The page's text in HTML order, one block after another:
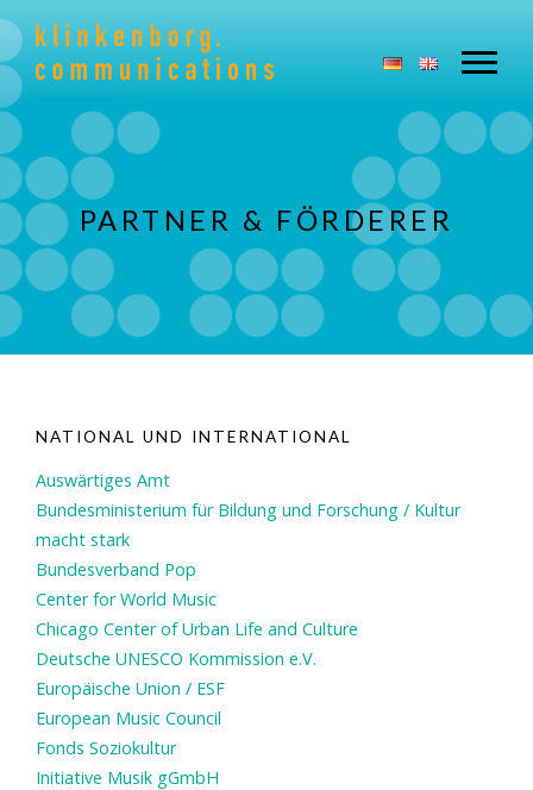
PARTNER & FÖRDERER
NATIONAL UND INTERNATIONAL
Auswärtiges Amt
Bundesministerium für Bildung und Forschung / Kultur
macht stark
Bundesverband Pop
Center for World Music
Chicago Center of Urban Life and Culture
Deutsche UNESCO Kommission e.V.
Europäische Union / ESF
European Music Council
Fonds Soziokultur
Initiative Musik gGmbH